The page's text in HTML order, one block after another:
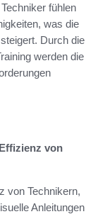
fühlen
was die
Durch die
werden die
von
von Technikern,
Anleitungen